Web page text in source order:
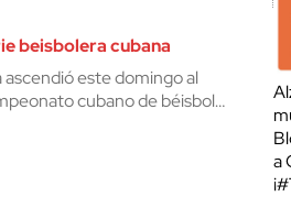
beisbolera cubana
este domingo al
cubano de béisbol…
a